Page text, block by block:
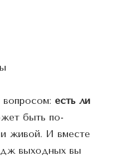
вопросом: есть ли
быть по-
живой. И вместе
выходных вы